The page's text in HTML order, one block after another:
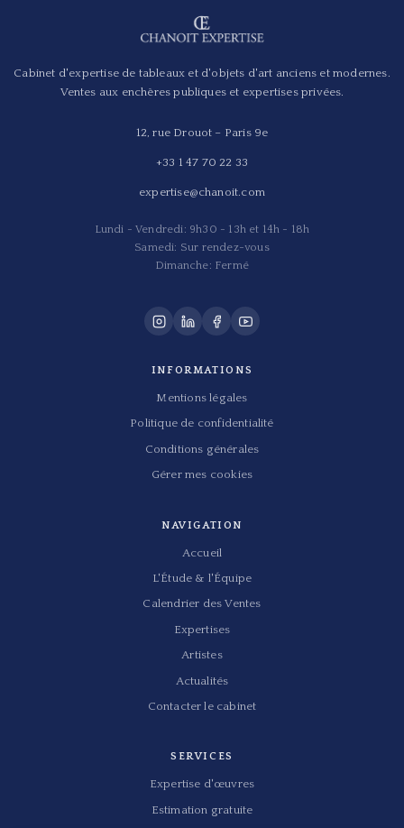
Cabinet d'expertise de tableaux et d'objets d'art anciens et modernes.
Ventes aux enchères publiques et expertises privées.
12, rue Drouot – Paris 9e
+33 1 47 70 22 33
expertise@chanoit.com
Lundi - Vendredi: 9h30 - 13h et 14h - 18h
Samedi: Sur rendez-vous
Dimanche: Fermé
INFORMATIONS
Mentions légales
Politique de confidentialité
Conditions générales
Gérer mes cookies
NAVIGATION
Accueil
L'Étude & l'Équipe
Calendrier des Ventes
Expertises
Artistes
Actualités
Contacter le cabinet
SERVICES
Expertise d'œuvres
Estimation gratuite